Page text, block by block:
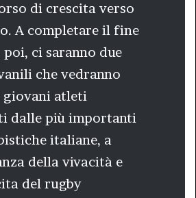
di crescita verso
A completare il fine
ci saranno due
che vedranno
atleti
dalle più importanti
italiane, a
della vivacità e
del rugby